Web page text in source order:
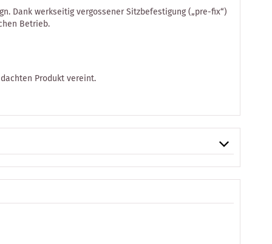
Dank werkseitig vergossener Sitzbefestigung („pre-fix“)
Betrieb.
Produkt vereint.